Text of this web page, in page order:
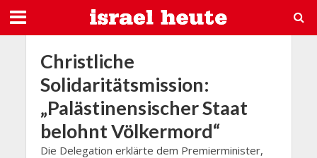
Christliche
Solidaritätsmission:
„Palästinensischer Staat
belohnt Völkermord“
Die Delegation erklärte dem Premierminister,